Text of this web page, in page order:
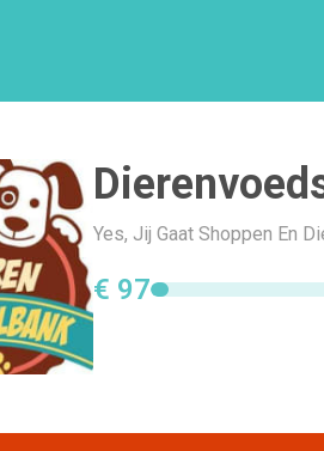
Yes, Jij Gaat Shoppen En
€ 97